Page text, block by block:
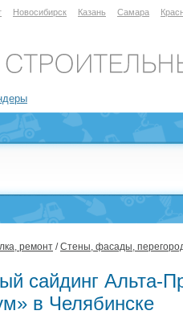
Новосибирск Казань Самара
ремонт /Стены, фасады,
сайдинг Альта-
в Челябинске